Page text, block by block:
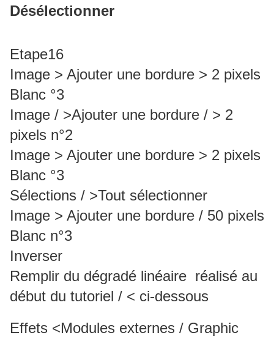
Désélectionner
Etape16
Image > Ajouter une bordure > 2 pixels
Blanc °3
Image / >Ajouter une bordure / > 2
pixels n°2
Image > Ajouter une bordure > 2 pixels
Blanc °3
Sélections / >Tout sélectionner
Image > Ajouter une bordure / 50 pixels
Blanc n°3
Inverser
Remplir du dégradé linéaire réalisé au
début du tutoriel / < ci-dessous
Effets <Modules externes / Graphic